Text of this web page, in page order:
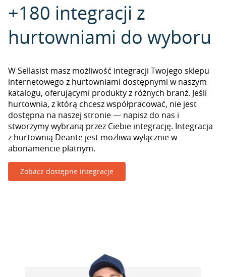
+180 integracji z
hurtowniami do wyboru
W Sellasist masz możliwość integracji Twojego sklepu
internetowego z hurtowniami dostępnymi w naszym
katalogu, oferującymi produkty z różnych branż. Jeśli
hurtownia, z którą chcesz współpracować, nie jest
dostępna na naszej stronie — napisz do nas i
stworzymy wybraną przez Ciebie integrację. Integracja
z hurtownią Deante jest możliwa wyłącznie w
abonamencie płatnym.
Zobacz dostępne integracje